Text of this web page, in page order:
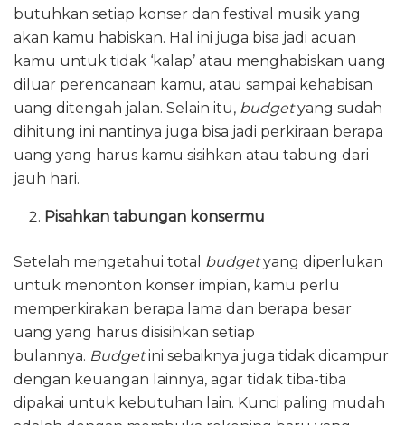
butuhkan setiap konser dan festival musik yang
akan kamu habiskan. Hal ini juga bisa jadi acuan
kamu untuk tidak ‘kalap’ atau menghabiskan uang
diluar perencanaan kamu, atau sampai kehabisan
uang ditengah jalan. Selain itu, budgetyang sudah
dihitung ini nantinya juga bisa jadi perkiraan berapa
uang yang harus kamu sisihkan atau tabung dari
jauh hari.
Pisahkan tabungan konsermu
Setelah mengetahui total budgetyang diperlukan
untuk menonton konser impian, kamu perlu
memperkirakan berapa lama dan berapa besar
uang yang harus disisihkan setiap
bulannya. Budgetini sebaiknya juga tidak dicampur
dengan keuangan lainnya, agar tidak tiba-tiba
dipakai untuk kebutuhan lain. Kunci paling mudah